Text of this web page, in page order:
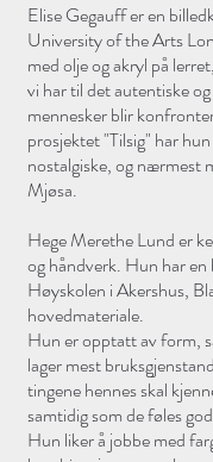
Elise Gegauff er en
University of the Arts
med olje og akryl på
vi har til det autentiske
mennesker blir
prosjektet "Tilsig" har
nostalgiske, og nærmest
Mjøsa.
Hege Merethe Lund er
og håndverk. Hun har
Høyskolen i Akershus,
hovedmateriale.
Hun er opptatt av form,
lager mest
tingene hennes skal
samtidig som de føles
Hun liker å jobbe med